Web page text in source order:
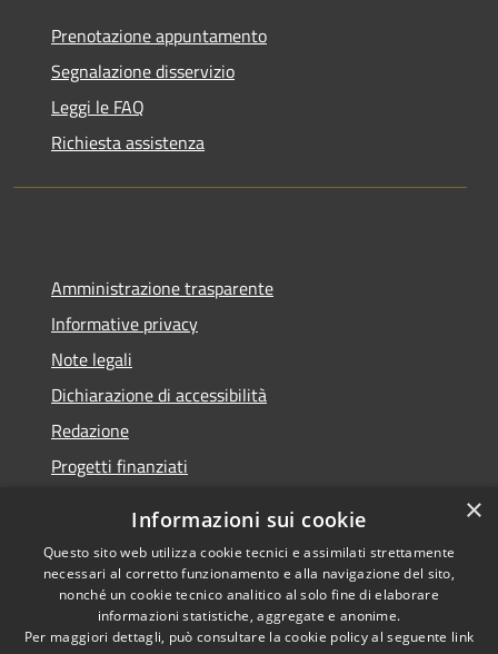
Prenotazione appuntamento
Segnalazione disservizio
Leggi le FAQ
Richiesta assistenza
Amministrazione trasparente
Informative privacy
Note legali
Dichiarazione di accessibilità
Redazione
Progetti finanziati
RSS
Accessibilità
Privacy
Dichiarazione di
accessibilità• Copyright ©
2021 • Comune di Mirano
×
Informazioni sui cookie
Questo sito web utilizza cookie tecnici e assimilati strettamente
necessari al corretto funzionamento e alla navigazione del sito,
nonché un cookie tecnico analitico al solo fine di elaborare
informazioni statistiche, aggregate e anonime.
Per maggiori dettagli, può consultare la cookie policy al seguente link